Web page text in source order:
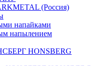
(Россия)
напайками
напылением
HONSBERG